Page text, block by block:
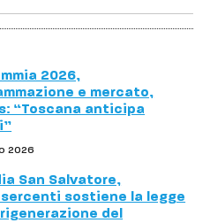
2026,
e mercato,
“Toscana anticipa
2026
San Salvatore,
sostiene la legge
del